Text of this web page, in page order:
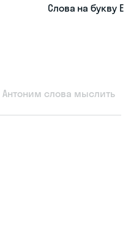
Слова на букву Е
Антоним слова мыслить